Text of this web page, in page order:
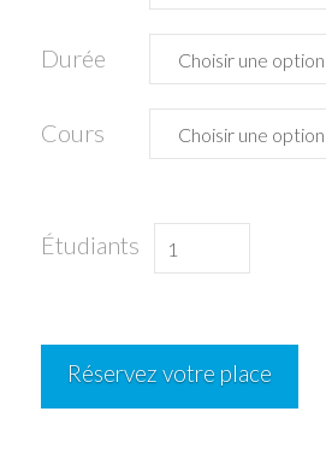
Durée
Cours
Étudiants
quantité
de
Réservez votre place